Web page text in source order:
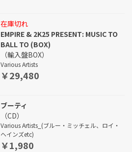
在庫切れ
EMPIRE & 2K25 PRESENT: MUSIC TO
BALL TO (BOX)
（輸入盤BOX）
Various Artists
￥29,480
ブーティ
（CD）
Various Artists_(ブルー・ミッチェル、ロイ・
ヘインズetc)
￥1,980